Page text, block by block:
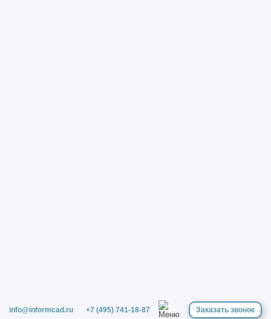
info@informcad.ru +7 (495) 741-18-87 Заказать звонок